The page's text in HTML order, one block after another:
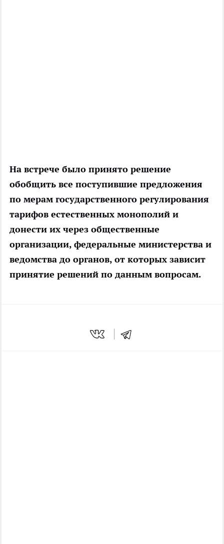
На встрече было принято решение
обобщить все поступившие предложения
по мерам государственного регулирования
тарифов естественных монополий и
донести их через общественные
организации, федеральные министерства и
ведомства до органов, от которых зависит
принятие решений по данным вопросам.